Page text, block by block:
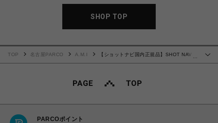
SHOP TOP
…
TOP 名古屋PARCO A.M.I
【ショットナビ国内正規品】SHOT NAVI
PARCOポイント